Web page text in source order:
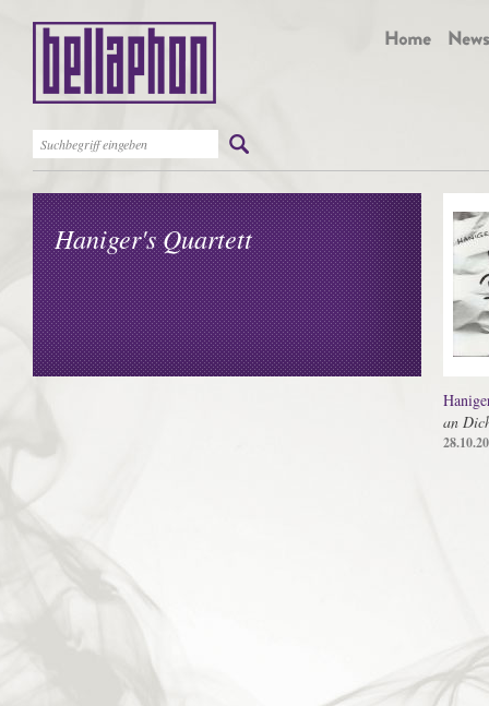
Haniger's Quartett
an